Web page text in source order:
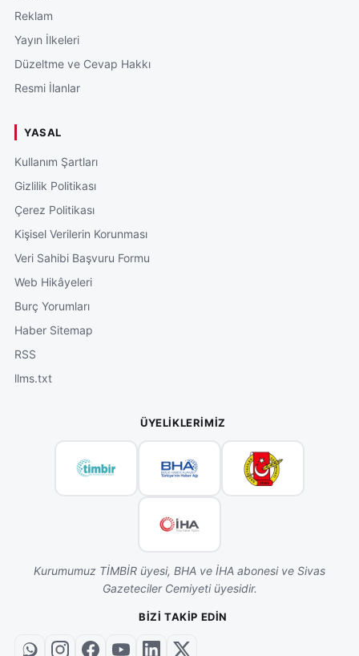
Reklam
Yayın İlkeleri
Düzeltme ve Cevap Hakkı
Resmi İlanlar
YASAL
Kullanım Şartları
Gizlilik Politikası
Çerez Politikası
Kişisel Verilerin Korunması
Veri Sahibi Başvuru Formu
Web Hikâyeleri
Burç Yorumları
Haber Sitemap
RSS
llms.txt
ÜYELIKLERIMIZ
Kurumumuz TİMBİR üyesi, BHA ve İHA abonesi ve Sivas
Gazeteciler Cemiyeti üyesidir.
BIZI TAKIP EDIN